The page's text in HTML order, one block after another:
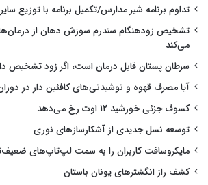
تداوم برنامه شیر مدارس/تکمیل برنامه با توزیع
تشخیص زودهنگام سندرم سوزش دهان از
می‌کند
سرطان پستان قابل درمان است، اگر زود تشخیص
آیا مصرف قهوه و نوشیدنی‌های کافئین دار در
کسوف جزئی خورشید ۱۲ اوت رخ می‌دهد
توسعه نسل جدیدی از آشکارسازهای نوری
مایکروسافت کاربران را به سمت لپ‌تاپ‌های
کشف راز انگشترهای یونان باستان